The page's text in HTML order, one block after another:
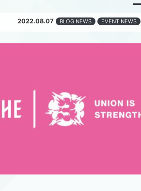
2022.08.07 BLOG NEWS EVENT NEWS